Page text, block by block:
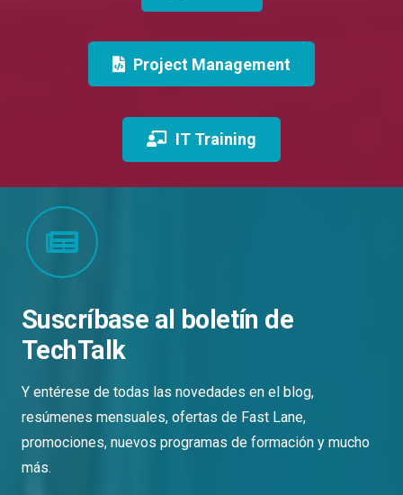
Project Management
IT Training
Suscríbase al boletín de
TechTalk
Y entérese de todas las novedades en el blog,
resúmenes mensuales, ofertas de Fast Lane,
promociones, nuevos programas de formación y mucho
más.